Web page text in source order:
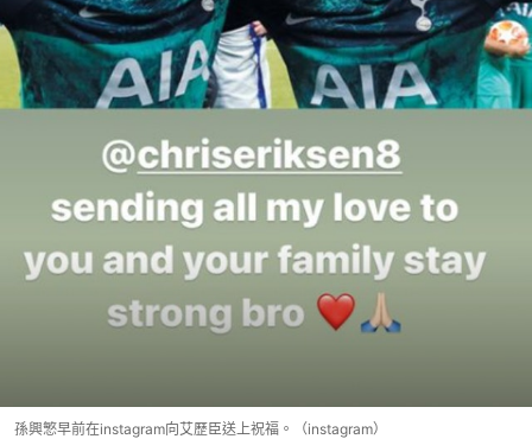
孫興慜早前在instagram向艾歷臣送上祝福。（instagram）